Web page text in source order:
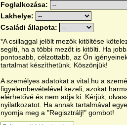
Foglalkozása:
Lakhelye:
Családi állapota:
*A csillaggal jelölt mezők kitöltése
segíti, ha a többi mezőt is kitölti. Ha
pontosabb, célzottabb, az Ön
tartalmat készíthetünk. Köszönjük!
A személyes adatokat a vital.hu a
figyelembevételével kezeli, azokat
elérhetővé és nem adja ki. Kérjük,
nyilatkozatot. Ha annak tartalmával
nyomja meg a "Regisztrálj!" gombot!